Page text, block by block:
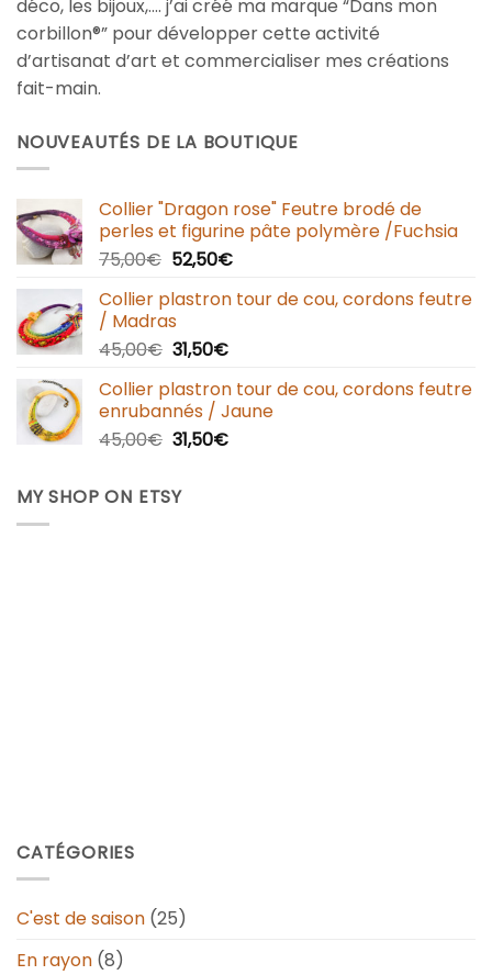
déco, les bijoux,…. j’ai créé ma marque “Dans mon
corbillon®” pour développer cette activité
d’artisanat d’art et commercialiser mes créations
fait-main.
NOUVEAUTÉS DE LA BOUTIQUE
Collier "Dragon rose" Feutre brodé de
perles et figurine pâte polymère /Fuchsia
75,00€ 52,50€
Collier plastron tour de cou, cordons feutre
/ Madras
45,00€ 31,50€
Collier plastron tour de cou, cordons feutre
enrubannés / Jaune
45,00€ 31,50€
MY SHOP ON ETSY
CATÉGORIES
C'est de saison (25)
En rayon (8)